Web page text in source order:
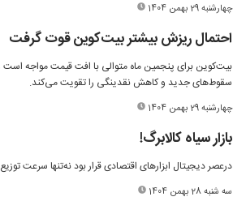
چهارشنبه 29 بهمن 1404
احتمال ریزش بیشتر بیت‌کوین قوت گرفت
بیت‌کوین برای پنجمین ماه متوالی با افت قیمت مواجه
سقوط‌های جدید و کاهش نقدینگی را تقویت می‌کند.
چهارشنبه 29 بهمن 1404
بازار سیاه کالابرگ!
درعصر دیجیتال ابزارهای اقتصادی قرار بود نه‌تنها سرعت
سه شنبه 28 بهمن 1404